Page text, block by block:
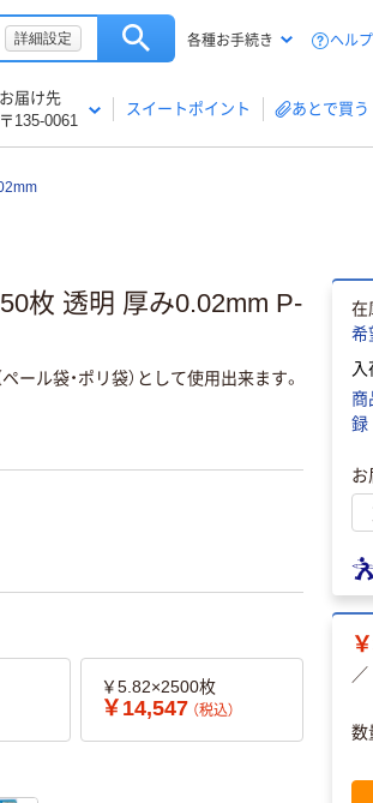
詳細設定 各種お手続き ヘルプ
お届け先
〒135-0061
スイートポイント あとで買う
枚 透明 厚み0.02mm P-
ール袋・ポリ袋）として使用出来ます。
￥5.82×2500枚
￥14,547 （税込）
在
希
商
録
お
／
数